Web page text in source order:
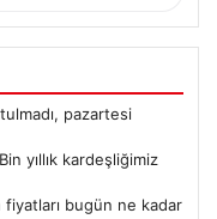
pazartesi
yıllık kardeşliğimiz
fiyatları bugün ne kadar